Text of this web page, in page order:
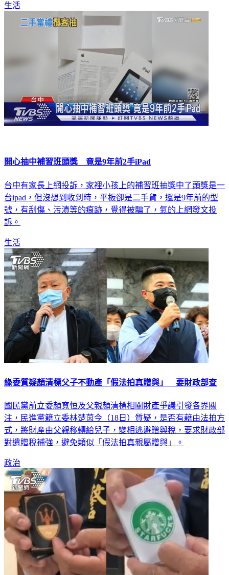
生活
開心抽中補習班頭獎 竟是9年前2手iPad
台中有家長上網投訴，家裡小孩上的補習班抽獎中了頭獎是一
台ipad，但沒想到收到時，平板卻是二手貨，還是9年前的型
號，有刮傷、污漬等的痕跡，覺得被騙了，氣的上網發文投
訴。
生活
綠委質疑顏清標父子不動產「假法拍真贈與」 要財政部查
國民黨前立委顏寬恒及父親顏清標相關財產爭議引發各界關
注，民進黨籍立委林楚茵今（18日）質疑，是否有藉由法拍方
式，將財產由父親移轉給兒子，變相逃避贈與稅，要求財政部
對遺贈稅補強，避免類似「假法拍真親屬贈與」。
政治